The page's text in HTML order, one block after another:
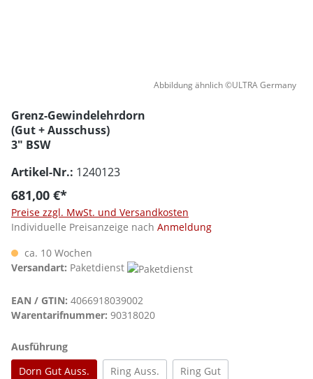
Abbildung ähnlich ©ULTRA Germany
Grenz-Gewindelehrdorn
(Gut + Ausschuss)
3" BSW
Artikel-Nr.: 1240123
681,00 €*
Preise zzgl. MwSt. und Versandkosten
Individuelle Preisanzeige nach Anmeldung
ca. 10 Wochen
Versandart: Paketdienst
EAN / GTIN: 4066918039002
Warentarifnummer: 90318020
Ausführungauswählen
Dorn Gut Auss.
Ring Auss. Ring Gut